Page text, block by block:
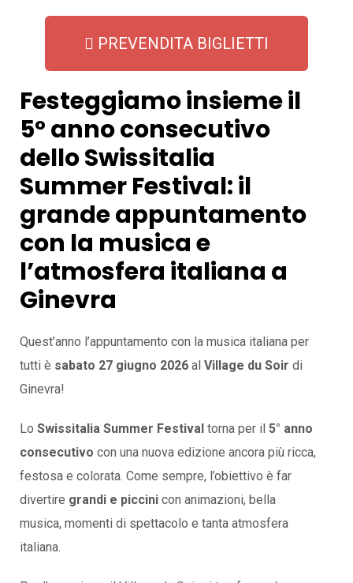
PREVENDITA BIGLIETTI
Festeggiamo insiemeil
5° anno consecutivo
dello Swissitalia
Summer Festival: il
grande appuntamento
con la musica e
l’atmosfera italiana a
Ginevra
Quest’anno l’appuntamento con la musica italiana per
tutti è sabato 27 giugno 2026 al Village du Soir di
Ginevra!
Lo Swissitalia Summer Festival torna per il 5° anno
consecutivo con una nuova edizione ancora più ricca,
festosa e colorata. Come sempre, l’obiettivo è far
divertire grandi e piccini con animazioni, bella
musica, momenti di spettacolo e tanta atmosfera
italiana.